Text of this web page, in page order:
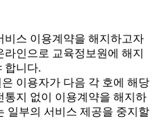
스 이용계약을 해지하고자
라인으로 교육정보원에 해지
합니다.
이용자가 다음 각 호에 해당
통지 없이 이용계약을 해지하
일부의 서비스 제공을 중지할